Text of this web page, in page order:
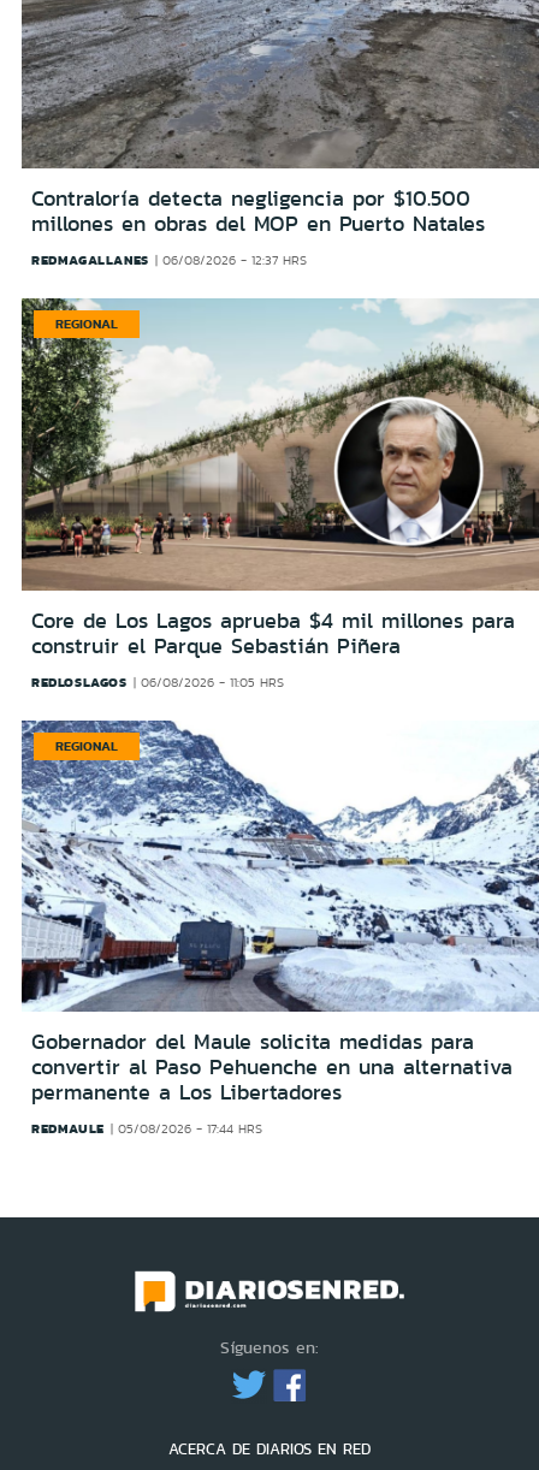
Contraloría detecta negligencia por $10.500
millones en obras del MOP en Puerto Natales
REDMAGALLANES 06/08/2026 - 12:37 HRS
REGIONAL
Core de Los Lagos aprueba $4 mil millones para
construir el Parque Sebastián Piñera
REDLOSLAGOS 06/08/2026 - 11:05 HRS
REGIONAL
Gobernador del Maule solicita medidas para
convertir al Paso Pehuenche en una alternativa
permanente a Los Libertadores
REDMAULE 05/08/2026 - 17:44 HRS
Síguenos en:
ACERCA DE DIARIOS EN RED